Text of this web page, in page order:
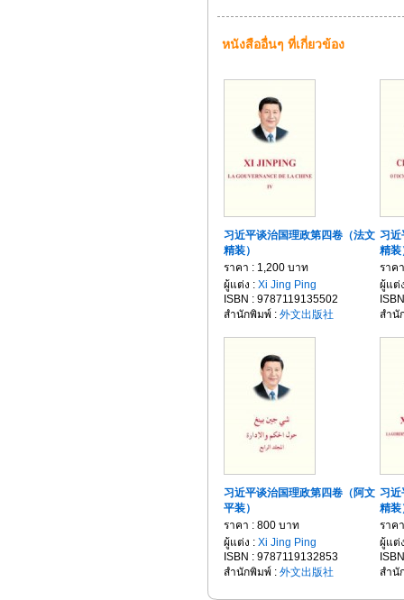
หนังสืออื่นๆ ที่เกี่ยวข้อง
习近平谈治国理政第四卷（法文
精装）
ราคา : 1,200 บาท
ผู้แต่ง : Xi Jing Ping
ISBN : 9787119135502
สำนักพิมพ์ : 外文出版社
习近
精装
ราค
ผู้แต่
สำนั
习近平谈治国理政第四卷（阿文
平装）
ราคา : 800 บาท
ผู้แต่ง : Xi Jing Ping
ISBN : 9787119132853
สำนักพิมพ์ : 外文出版社
习近
精装
ราค
ผู้แต่
สำนั